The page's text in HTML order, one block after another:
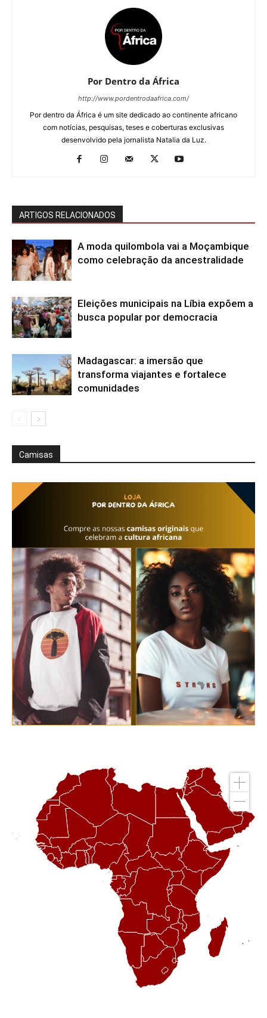
Por Dentro da África
http://www.pordentrodaafrica.com/
Por dentro da África é um site dedicado ao continente africano
com notícias, pesquisas, teses e coberturas exclusivas
desenvolvido pela jornalista Natalia da Luz.
ARTIGOS RELACIONADOS
A moda quilombola vai a Moçambique
como celebração da ancestralidade
Eleições municipais na Líbia expõem a
busca popular por democracia
Madagascar: a imersão que
transforma viajantes e fortalece
comunidades
Camisas